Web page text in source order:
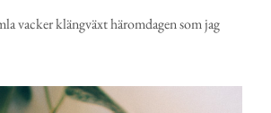
vacker klängväxt häromdagen som jag